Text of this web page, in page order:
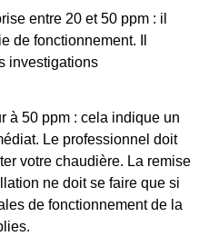
entre 20 et 50 ppm : il
de fonctionnement. Il
investigations
à 50 ppm : cela indique un
Le professionnel doit
votre chaudière. La remise
ne doit se faire que si
de fonctionnement de la